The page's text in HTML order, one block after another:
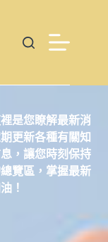
是您瞭解最新消
更新各種有關知
，讓您時刻保持
覽區，掌握最新
！